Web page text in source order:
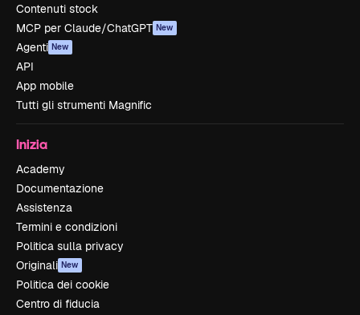
Contenuti stock
MCP per Claude/ChatGPT New
Agenti New
API
App mobile
Tutti gli strumenti Magnific
Inizia
Academy
Documentazione
Assistenza
Termini e condizioni
Politica sulla privacy
Originali New
Politica dei cookie
Centro di fiducia